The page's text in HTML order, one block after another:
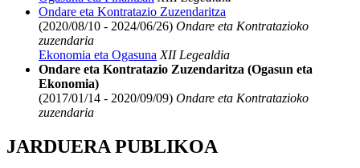
Ondare eta Kontratazio Zuzendaritza
(2020/08/10 - 2024/06/26) Ondare eta Kontratazioko
zuzendaria
Ekonomia eta Ogasuna XII Legealdia
Ondare eta Kontratazio Zuzendaritza (Ogasun eta
Ekonomia)
(2017/01/14 - 2020/09/09) Ondare eta Kontratazioko
zuzendaria
JARDUERA PUBLIKOA